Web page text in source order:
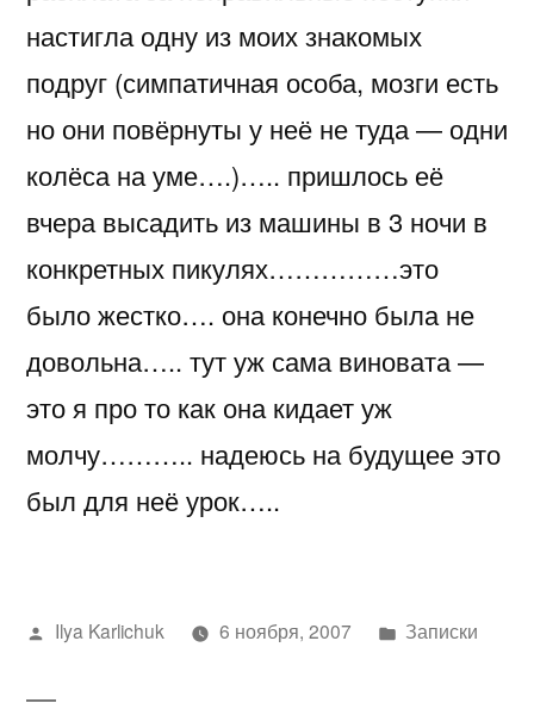
настигла одну из моих знакомых
подруг (симпатичная особа, мозги есть
но они повёрнуты у неё не туда — одни
колёса на уме….)….. пришлось её
вчера высадить из машины в 3 ночи в
конкретных пикулях……………это
было жестко…. она конечно была не
довольна….. тут уж сама виновата —
это я про то как она кидает уж
молчу……….. надеюсь на будущее это
был для неё урок…..
Написано
Ilya Karlichuk 6 ноября, 2007
Написано
Записки